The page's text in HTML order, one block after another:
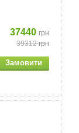
37440 грн
39312грн